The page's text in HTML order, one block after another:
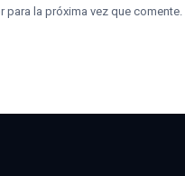
para la próxima vez que comente.